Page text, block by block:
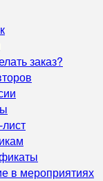
заказ?
в мероприятиях